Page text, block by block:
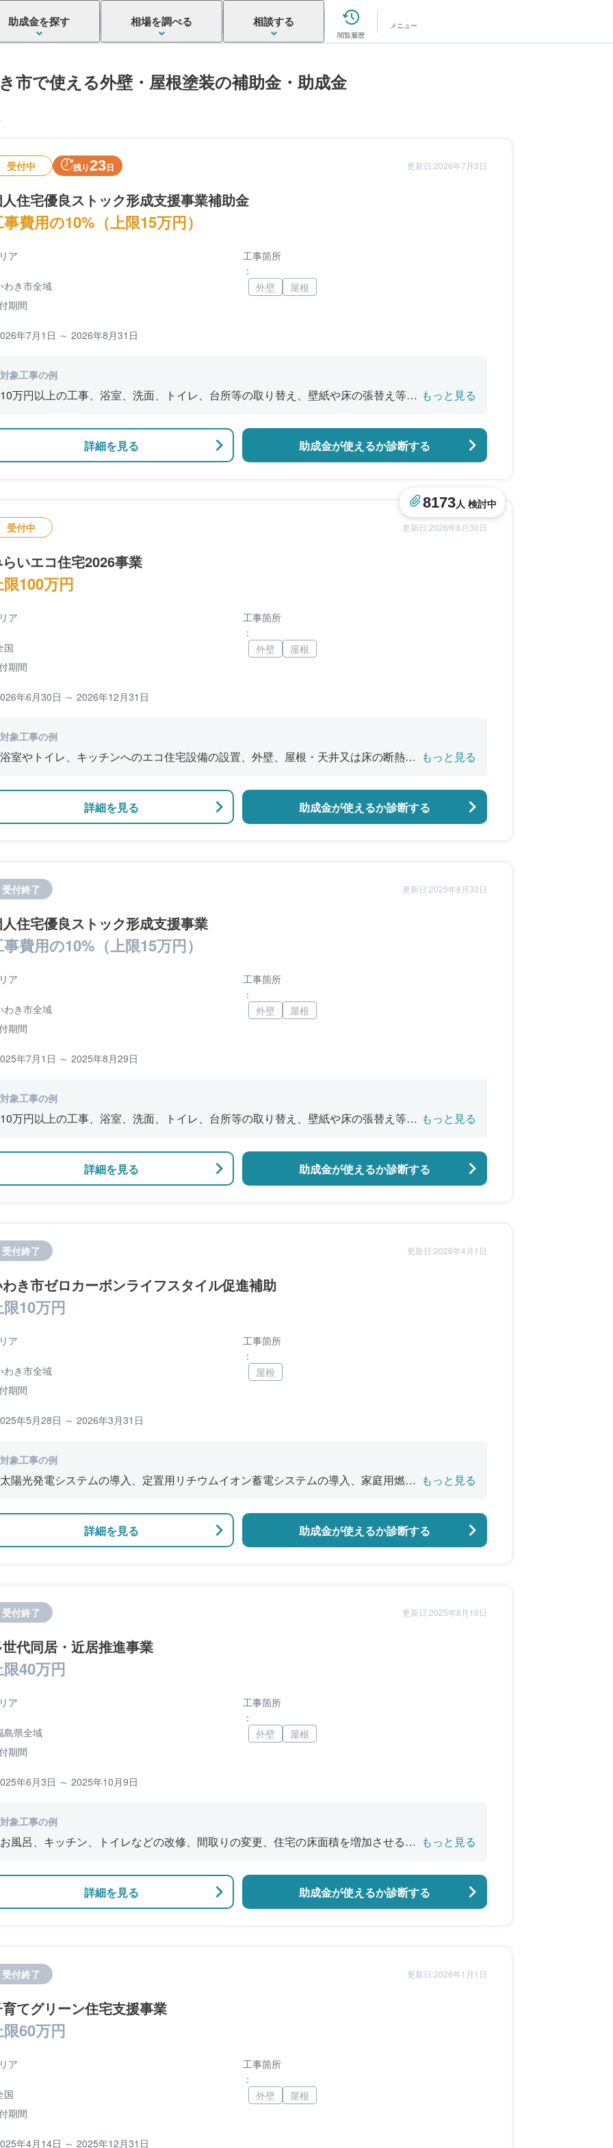
助成金を探す 相場を調べる 相談する
閲覧履歴
メニュー
市で使える外壁・屋根塗装の補助金・助成金
受付中 残り23日 更新日:2026年7月3日
住宅優良ストック形成支援事業補助金
費用の10%（上限15万円）
ア
わき市全域
期間
年7月1日 ～ 2026年8月31日
工事箇所
：
外壁
屋根
対象工事の例
10万円以上の工事、浴室、洗面、トイレ、台所等の取り替え、壁紙や床の張替え等の もっと見る
詳細を見る 助成金が使えるか診断する
受付中 更新日:2026年6月30日
いエコ住宅2026事業
100万円
8173人 検討中
ア
国
期間
年6月30日 ～ 2026年12月31日
工事箇所
：
外壁
屋根
対象工事の例
浴室やトイレ、キッチンへのエコ住宅設備の設置、外壁、屋根・天井又は床の断熱改 もっと見る
詳細を見る 助成金が使えるか診断する
受付終了 更新日:2025年8月30日
住宅優良ストック形成支援事業
費用の10%（上限15万円）
ア
わき市全域
期間
年7月1日 ～ 2025年8月29日
工事箇所
：
外壁
屋根
対象工事の例
10万円以上の工事、浴室、洗面、トイレ、台所等の取り替え、壁紙や床の張替え等の もっと見る
詳細を見る 助成金が使えるか診断する
受付終了 更新日:2026年4月1日
き市ゼロカーボンライフスタイル促進補助
10万円
ア
わき市全域
期間
年5月28日 ～ 2026年3月31日
工事箇所
：
屋根
対象工事の例
太陽光発電システムの導入、定置用リチウムイオン蓄電システムの導入、家庭用燃料
設備（V2H）の導入
もっと見る
詳細を見る 助成金が使えるか診断する
受付終了 更新日:2025年8月10日
代同居・近居推進事業
40万円
ア
島県全域
期間
年6月3日 ～ 2025年10月9日
工事箇所
：
外壁
屋根
対象工事の例
お風呂、キッチン、トイレなどの改修、間取りの変更、住宅の床面積を増加させる工 もっと見る
詳細を見る 助成金が使えるか診断する
受付終了 更新日:2026年1月1日
てグリーン住宅支援事業
60万円
ア
国
期間
年4月14日 ～ 2025年12月31日
工事箇所
：
外壁
屋根